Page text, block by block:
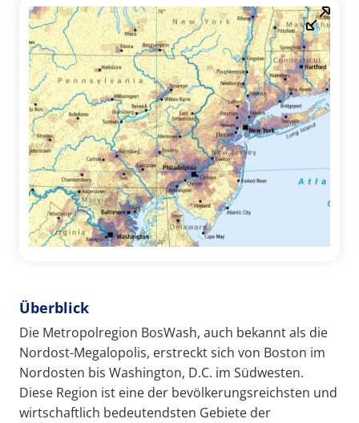
Überblick
Die Metropolregion BosWash, auch bekannt als die
Nordost-Megalopolis, erstreckt sich von Boston im
Nordosten bis Washington, D.C. im Südwesten.
Diese Region ist eine der bevölkerungsreichsten und
wirtschaftlich bedeutendsten Gebiete der